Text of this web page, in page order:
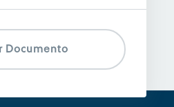
Documento